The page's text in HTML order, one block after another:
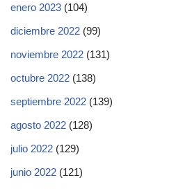
enero 2023 (104)
diciembre 2022 (99)
noviembre 2022 (131)
octubre 2022 (138)
septiembre 2022 (139)
agosto 2022 (128)
julio 2022 (129)
junio 2022 (121)